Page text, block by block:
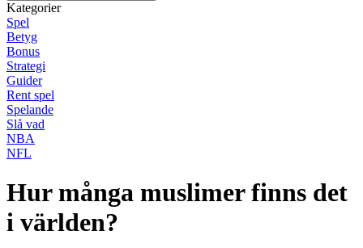
Kategorier
Spel
Betyg
Bonus
Strategi
Guider
Rent spel
Spelande
Slå vad
NBA
NFL
Hur många muslimer finns det
i världen?